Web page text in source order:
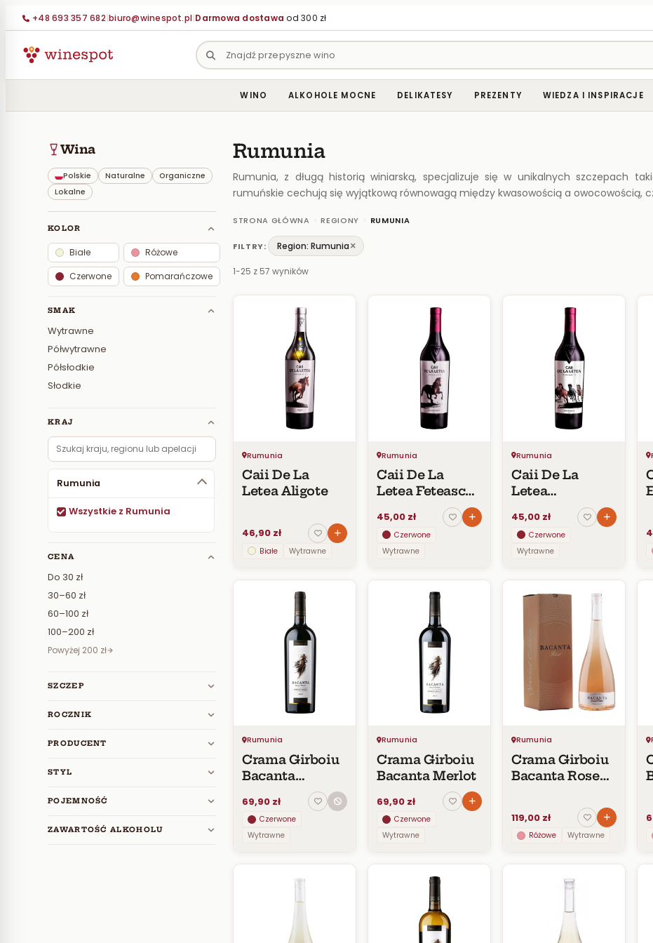
+48 693 357 682|biuro@winespot.pl|Darmowa dostawa od 300 zł
WINO ALKOHOLE MOCNE DELIKATESY PREZENTY WIEDZA I INSPIRACJE
Przejdź
do
treści
Wina
Polskie Naturalne
Organiczne
Lokalne
KOLOR
Białe
Różowe
Czerwone
Pomarańczowe
SMAK
Wytrawne
Półwytrawne
Półsłodkie
Słodkie
KRAJ
Rumunia
Wszystkie z Rumunia
CENA
Do 30 zł
30–60 zł
60–100 zł
100–200 zł
Powyżej 200 zł
SZCZEP
ROCZNIK
PRODUCENT
STYL
POJEMNOŚĆ
ZAWARTOŚĆ ALKOHOLU
Rumunia
Rumunia, z długą historią winiarską, specjalizuje się w unikalnych szczepach
rumuńskie cechują się wyjątkową równowagą między kwasowością a owocowością,
STRONA GŁÓWNA › REGIONY › RUMUNIA
FILTRY: Region: Rumunia×
1-25 z 57 wyników
Rumunia
Caii De La
Letea Aligote
46,90 zł
Białe Wytrawne
Rumunia
Caii De La
Letea Feteasca
45,00 zł
Czerwone
Wytrawne
Rumunia
Caii De La
Letea
QuintEssence
45,00 zł
Czerwone
Wytrawne
Rumunia
Crama Girboiu
Bacanta
Fetească neagră
DOC 2016
69,90 zł
Czerwone
Wytrawne
Rumunia
Crama Girboiu
Bacanta Merlot
69,90 zł
Czerwone
Wytrawne
Rumunia
Crama Girboiu
Bacanta Rose
119,00 zł
Różowe Wytrawne